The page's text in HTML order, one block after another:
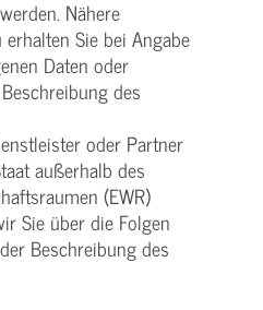
Nähere
Sie bei Angabe
Daten oder
des
oder Partner
außerhalb des
(EWR)
Sie über die Folgen
Beschreibung des